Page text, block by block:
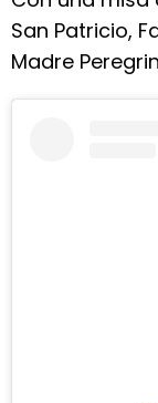
San Patricio,
Madre